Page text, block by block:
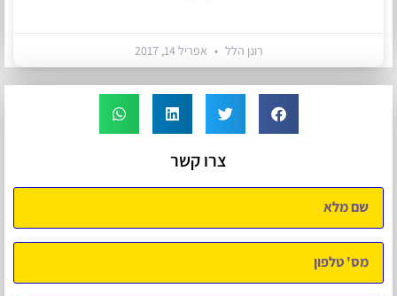
רונן הלל אפריל 14, 2017
צרו קשר